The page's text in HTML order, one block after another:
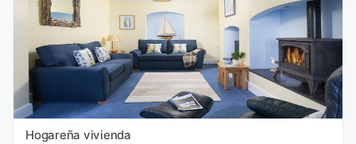
Hogareña vivienda